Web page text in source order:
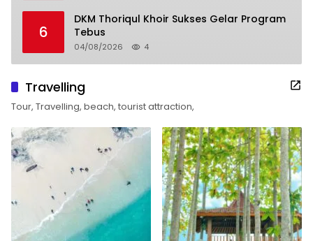
6
DKM Thoriqul Khoir Sukses Gelar Program
Tebus
04/08/2026 4
Travelling
Tour, Travelling, beach, tourist attraction,